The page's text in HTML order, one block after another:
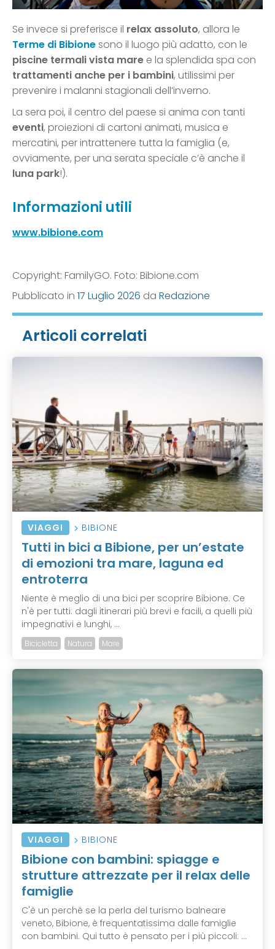
Se invece si preferisce il relax assoluto, allora le
Terme di Bibionesono il luogo più adatto, con le
piscine termali vista mare e la splendida spa con
trattamenti anche per i bambini, utilissimi per
prevenire i malanni stagionali dell’inverno.
La sera poi, il centro del paese si anima con tanti
eventi, proiezioni di cartoni animati, musica e
mercatini, per intrattenere tutta la famiglia (e,
ovviamente, per una serata speciale c’è anche il
luna park!).
Informazioni utili
www.bibione.com
Copyright: FamilyGO. Foto: Bibione.com
Pubblicato in 17 Luglio 2026 da Redazione
Articoli correlati
VIAGGI BIBIONE
Tutti in bici a Bibione, per un’estate
di emozioni tra mare, laguna ed
entroterra
Niente è meglio di una bici per scoprire Bibione. Ce
n'è per tutti: dagli itinerari più brevi e facili, a quelli più
impegnativi e lunghi, ...
Bicicletta Natura Mare
VIAGGI BIBIONE
Bibione con bambini: spiagge e
strutture attrezzate per il relax delle
famiglie
C'è un perché se la perla del turismo balneare
veneto, Bibione, è frequentatissima dalle famiglie
con bambini. Qui tutto è pensato per i più piccoli: ...